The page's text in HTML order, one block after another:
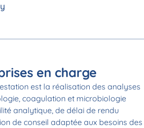
en charge
est la réalisation des analyses
coagulation et microbiologie
analytique, de délai de rendu
de conseil adaptée aux besoins des